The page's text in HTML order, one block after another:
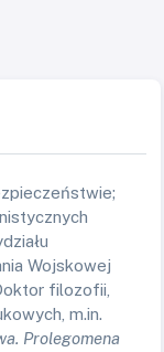
Wojskowej
filozofii,
m.in.
Prolegomena